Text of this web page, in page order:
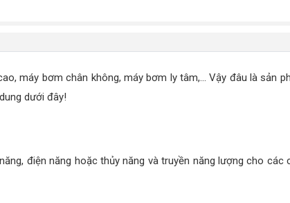
máy bơm chân không, máy bơm ly tâm,... Vậy đâu là sản
dưới đây!
điện năng hoặc thủy năng và truyền năng lượng cho